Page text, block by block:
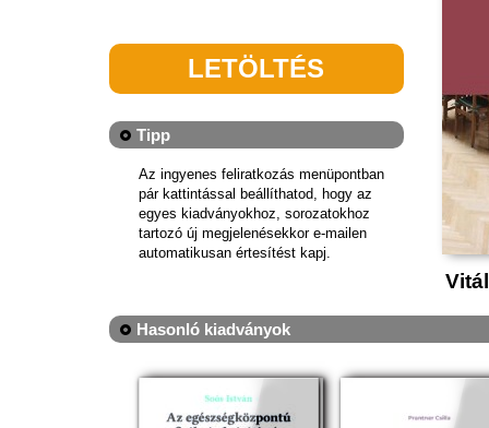
LETÖLTÉS
Tipp
Az ingyenes feliratkozás menüpontban
pár kattintással beállíthatod, hogy az
egyes kiadványokhoz, sorozatokhoz
tartozó új megjelenésekkor e-mailen
automatikusan értesítést kapj.
Hasonló kiadványok